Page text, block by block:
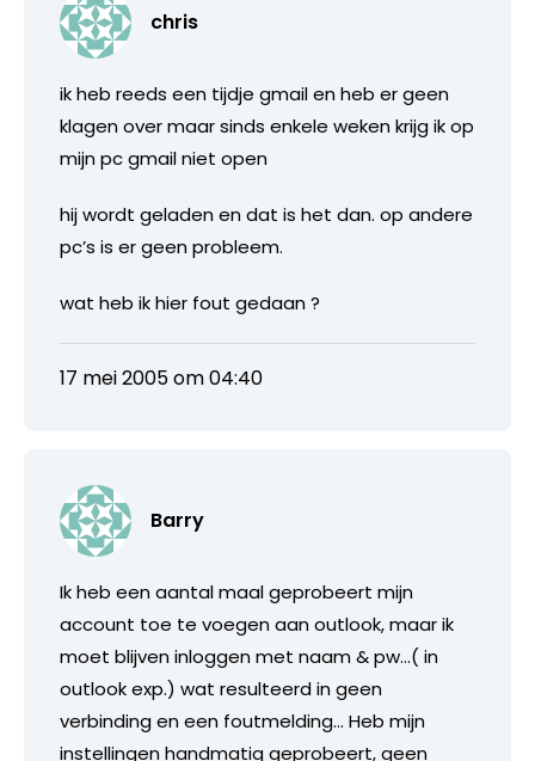
chris
ik heb reeds een tijdje gmail en heb er geen
klagen over maar sinds enkele weken krijg ik op
mijn pc gmail niet open
hij wordt geladen en dat is het dan. op andere
pc’s is er geen probleem.
wat heb ik hier fout gedaan ?
17 mei 2005 om 04:40
Barry
Ik heb een aantal maal geprobeert mijn
account toe te voegen aan outlook, maar ik
moet blijven inloggen met naam & pw…( in
outlook exp.) wat resulteerd in geen
verbinding en een foutmelding… Heb mijn
instellingen handmatig geprobeert, geen